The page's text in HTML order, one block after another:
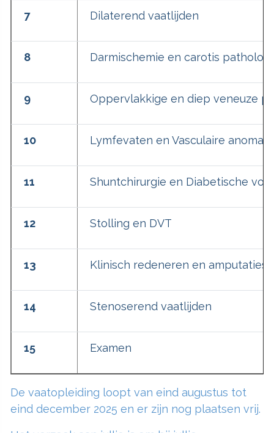
7 Dilaterend vaatlijden
8 Darmischemie en carotis
9 Oppervlakkige en diep veneuze
10 Lymfevaten en Vasculaire
11 Shuntchirurgie en Diabetische
12 Stolling en DVT
13 Klinisch redeneren en amputaties
14 Stenoserend vaatlijden
15 Examen
De vaatopleiding loopt van eind augustus tot
eind december 2025 en er zijn nog plaatsen vrij.